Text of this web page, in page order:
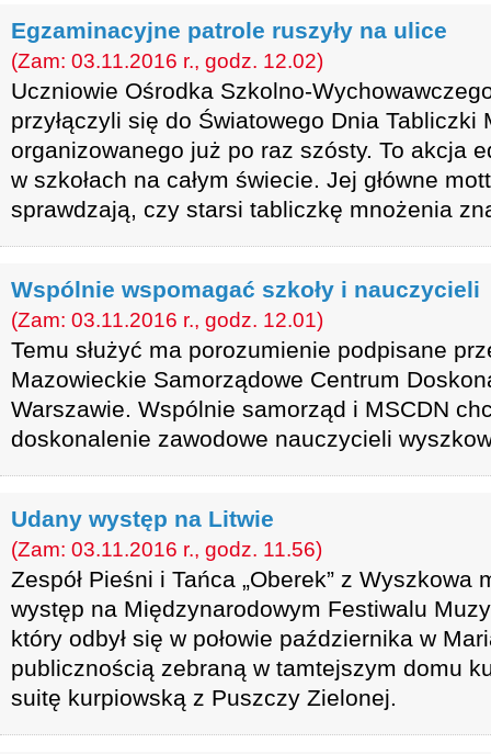
Egzaminacyjne patrole ruszyły na ulice
(Zam: 03.11.2016 r., godz. 12.02)
Uczniowie Ośrodka Szkolno-
przyłączyli się do Światowego Dnia Tabliczki
organizowanego już po raz szósty. To akcja
w szkołach na całym świecie. Jej główne
sprawdzają, czy starsi tabliczkę mnożenia
Wspólnie wspomagać szkoły i nauczycieli
(Zam: 03.11.2016 r., godz. 12.01)
Temu służyć ma porozumienie podpisane
Mazowieckie Samorządowe Centrum
Warszawie. Wspólnie samorząd i MSCDN
doskonalenie zawodowe nauczycieli
Udany występ na Litwie
(Zam: 03.11.2016 r., godz. 11.56)
Zespół Pieśni i Tańca „Oberek” z Wyszkowa
występ na Międzynarodowym Festiwalu
który odbył się w połowie października w
publicznością zebraną w tamtejszym domu
suitę kurpiowską z Puszczy Zielonej.